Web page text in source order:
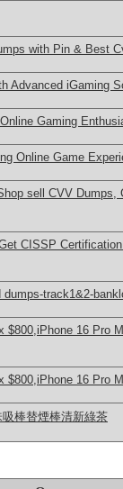
with Pin & Best
Advanced iGaming
Gaming
Online Game
sell CVV Dumps,
CISSP
track1&2-
$800,iPhone 16 Pro
$800,iPhone 16 Pro
棒替煙棒清新綠茶